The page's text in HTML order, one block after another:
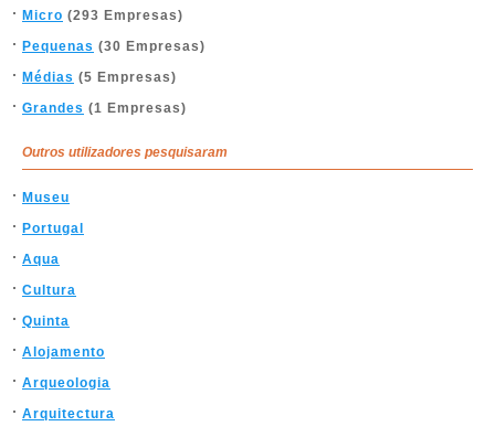
Micro (293 Empresas)
Pequenas (30 Empresas)
Médias (5 Empresas)
Grandes (1 Empresas)
Outros utilizadores pesquisaram
Museu
Portugal
Aqua
Cultura
Quinta
Alojamento
Arqueologia
Arquitectura